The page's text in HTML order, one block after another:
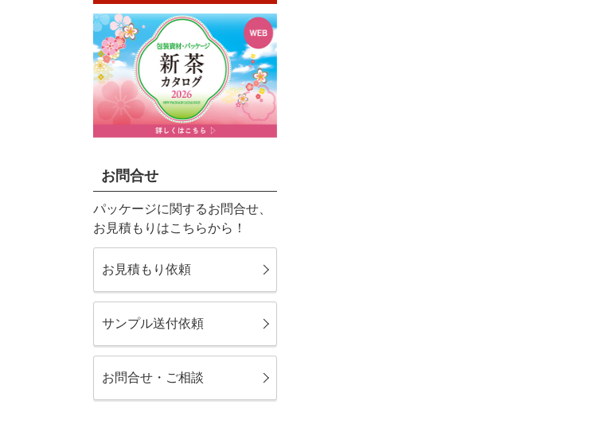
お問合せ
パッケージに関するお問合せ、
お見積もりはこちらから！
お見積もり依頼
サンプル送付依頼
お問合せ・ご相談